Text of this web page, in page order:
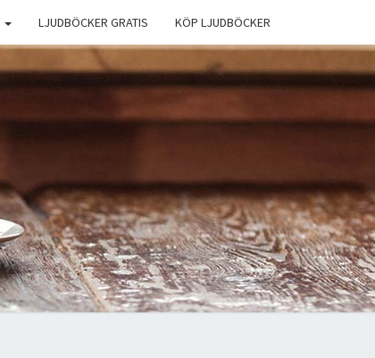
LJUDBÖCKER GRATIS KÖP LJUDBÖCKER